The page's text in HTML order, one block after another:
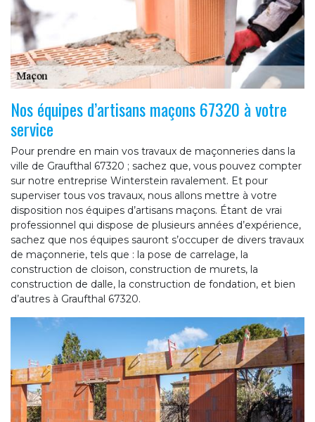
Nos équipes d’artisans maçons 67320 à votre
service
Pour prendre en main vos travaux de maçonneries dans la
ville de Graufthal 67320 ; sachez que, vous pouvez compter
sur notre entreprise Winterstein ravalement. Et pour
superviser tous vos travaux, nous allons mettre à votre
disposition nos équipes d’artisans maçons. Étant de vrai
professionnel qui dispose de plusieurs années d’expérience,
sachez que nos équipes sauront s’occuper de divers travaux
de maçonnerie, tels que : la pose de carrelage, la
construction de cloison, construction de murets, la
construction de dalle, la construction de fondation, et bien
d’autres à Graufthal 67320.